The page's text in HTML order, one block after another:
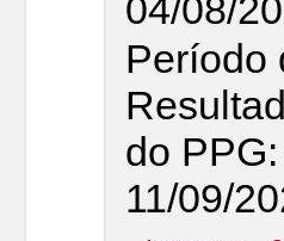
04/08/
Período
do
11/09/